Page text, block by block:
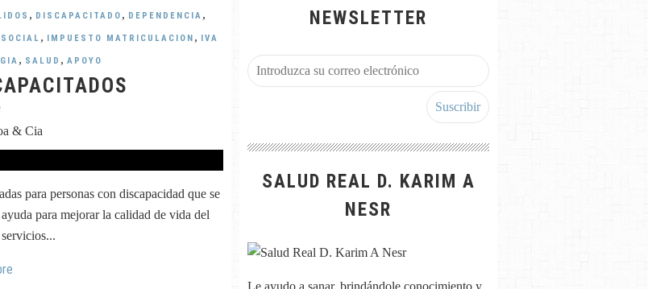
, DISCAPACITADO , DEPENDENCIA ,
, IMPUESTO MATRICULACION , IVA
, SALUD , APOYO
& Cia
para personas con discapacidad que se
para mejorar la calidad de vida del
NEWSLETTER
SALUD REAL D. KARIM A
NESR
Le ayudo a sanar, brindándole conocimiento y